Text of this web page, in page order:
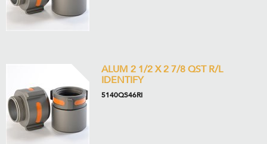
ALUM 2 1/2 X 2 7/8 QST R/L
IDENTIFY
5140QS46RI